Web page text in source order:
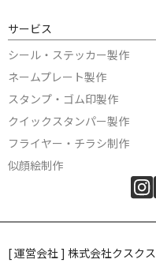
サービス
シール・ステッカー製作
ネームプレート製作
スタンプ・ゴム印製作
クイックスタンパー製作
フライヤー・チラシ制作
似顔絵制作
[ 運営会社 ] 株式会社クスクス